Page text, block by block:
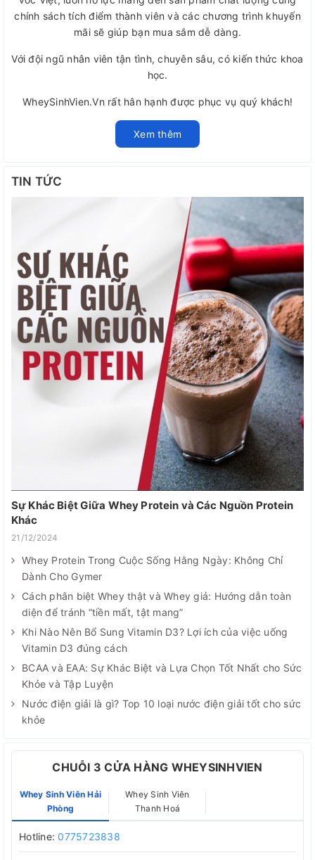
chính sách tích điểm thành viên và các chương trình khuyến
mãi sẽ giúp bạn mua sắm dễ dàng.
Với đội ngũ nhân viên tận tình, chuyên sâu, có kiến thức khoa
học.
WheySinhVien.Vn rất hân hạnh được phục vụ quý khách!
Xem thêm
TIN TỨC
Sự Khác Biệt Giữa Whey Protein và Các Nguồn Protein
Khác
21/12/2024
Whey Protein Trong Cuộc Sống Hằng Ngày: Không Chỉ
Dành Cho Gymer
Cách phân biệt Whey thật và Whey giả: Hướng dẫn toàn
diện để tránh “tiền mất, tật mang”
Khi Nào Nên Bổ Sung Vitamin D3? Lợi ích của việc uống
Vitamin D3 đúng cách
BCAA và EAA: Sự Khác Biệt và Lựa Chọn Tốt Nhất cho Sức
Khỏe và Tập Luyện
Nước điện giải là gì? Top 10 loại nước điện giải tốt cho sức
khỏe
CHUỖI 3 CỬA HÀNG WHEYSINHVIEN
Whey Sinh Viên Hải
Phòng
Whey Sinh Viên
Thanh Hoá
Hotline:0775723838